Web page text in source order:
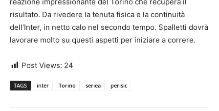
risultato. Da rivedere la tenuta fisica e la continuità
dell’Inter, in netto calo nel secondo tempo. Spalletti dovrà
lavorare molto su questi aspetti per iniziare a correre.
Post Views: 24
TAGS inter Torino seriea perisic